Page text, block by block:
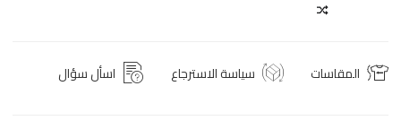
المقاسات سياسة الاسترجاع اسأل سؤال